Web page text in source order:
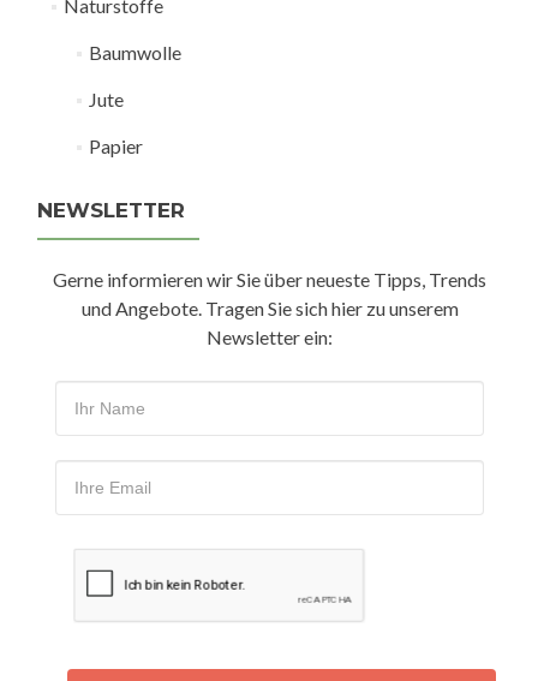
Naturstoffe
Baumwolle
Jute
Papier
NEWSLETTER
Gerne informieren wir Sie über neueste Tipps, Trends
und Angebote. Tragen Sie sich hier zu unserem
Newsletter ein: